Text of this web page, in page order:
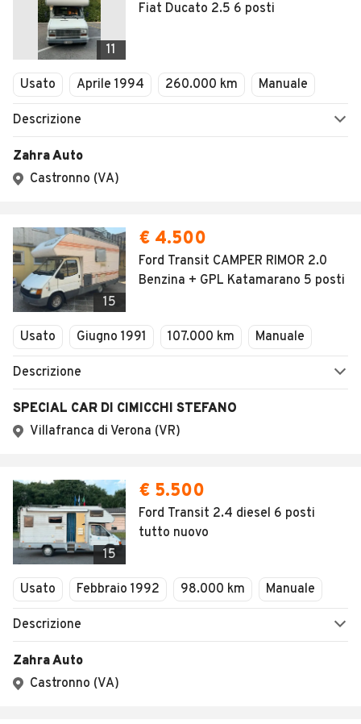
11
Fiat Ducato 2.5 6 posti
Usato Aprile 1994 260.000 km Manuale
Descrizione
Zahra Auto
Castronno (VA)
15
€ 4.500
Ford Transit CAMPER RIMOR 2.0
Benzina + GPL Katamarano 5 posti
Usato Giugno 1991 107.000 km Manuale
Descrizione
SPECIAL CAR DI CIMICCHI STEFANO
Villafranca di Verona (VR)
15
€ 5.500
Ford Transit 2.4 diesel 6 posti
tutto nuovo
Usato Febbraio 1992 98.000 km Manuale
Descrizione
Zahra Auto
Castronno (VA)